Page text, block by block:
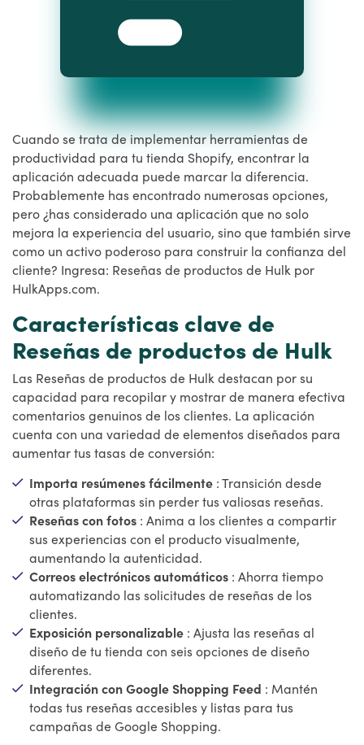
Cuando se trata de implementar herramientas de
productividad para tu tienda Shopify, encontrar la
aplicación adecuada puede marcar la diferencia.
Probablemente has encontrado numerosas opciones,
pero ¿has considerado una aplicación que no solo
mejora la experiencia del usuario, sino que también sirve
como un activo poderoso para construir la confianza del
cliente? Ingresa: Reseñas de productos de Hulk por
HulkApps.com.
Características clave de
Reseñas de productos de Hulk
Las Reseñas de productos de Hulk destacan por su
capacidad para recopilar y mostrar de manera efectiva
comentarios genuinos de los clientes. La aplicación
cuenta con una variedad de elementos diseñados para
aumentar tus tasas de conversión:
Importa resúmenes fácilmente : Transición desde
otras plataformas sin perder tus valiosas reseñas.
Reseñas con fotos : Anima a los clientes a compartir
sus experiencias con el producto visualmente,
aumentando la autenticidad.
Correos electrónicos automáticos : Ahorra tiempo
automatizando las solicitudes de reseñas de los
clientes.
Exposición personalizable : Ajusta las reseñas al
diseño de tu tienda con seis opciones de diseño
diferentes.
Integración con Google Shopping Feed : Mantén
todas tus reseñas accesibles y listas para tus
campañas de Google Shopping.